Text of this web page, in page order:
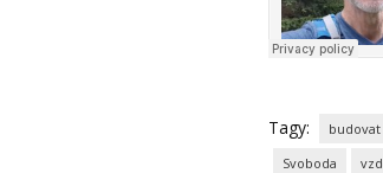
Tagy: budovat
Svoboda